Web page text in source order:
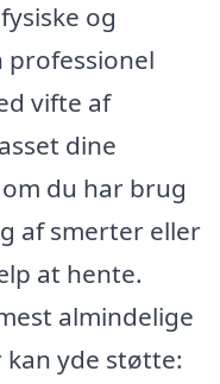
og
professionel
vifte af
dine
du har brug
af smerter eller
at hente.
almindelige
yde støtte: